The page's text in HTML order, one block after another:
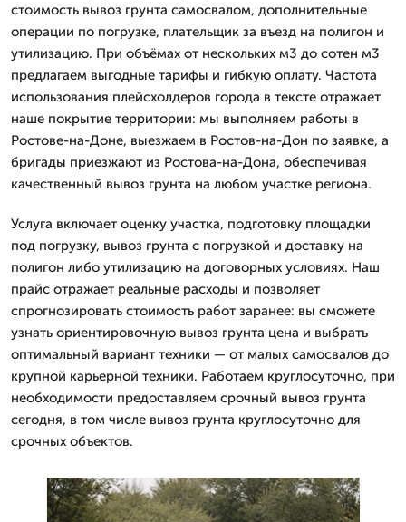
стоимость вывоз грунта самосвалом, дополнительные
операции по погрузке, плательщик за въезд на полигон и
утилизацию. При объёмах от нескольких м3 до сотен м3
предлагаем выгодные тарифы и гибкую оплату. Частота
использования плейсхолдеров города в тексте отражает
наше покрытие территории: мы выполняем работы в
Ростове-на-Доне, выезжаем в Ростов-на-Дон по заявке, а
бригады приезжают из Ростова-на-Дона, обеспечивая
качественный вывоз грунта на любом участке региона.
Услуга включает оценку участка, подготовку площадки
под погрузку, вывоз грунта с погрузкой и доставку на
полигон либо утилизацию на договорных условиях. Наш
прайс отражает реальные расходы и позволяет
спрогнозировать стоимость работ заранее: вы сможете
узнать ориентировочную вывоз грунта цена и выбрать
оптимальный вариант техники — от малых самосвалов до
крупной карьерной техники. Работаем круглосуточно, при
необходимости предоставляем срочный вывоз грунта
сегодня, в том числе вывоз грунта круглосуточно для
срочных объектов.